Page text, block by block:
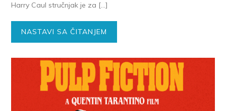
Harry Caul stručnjak je za […]
NASTAVI SA ČITANJEM